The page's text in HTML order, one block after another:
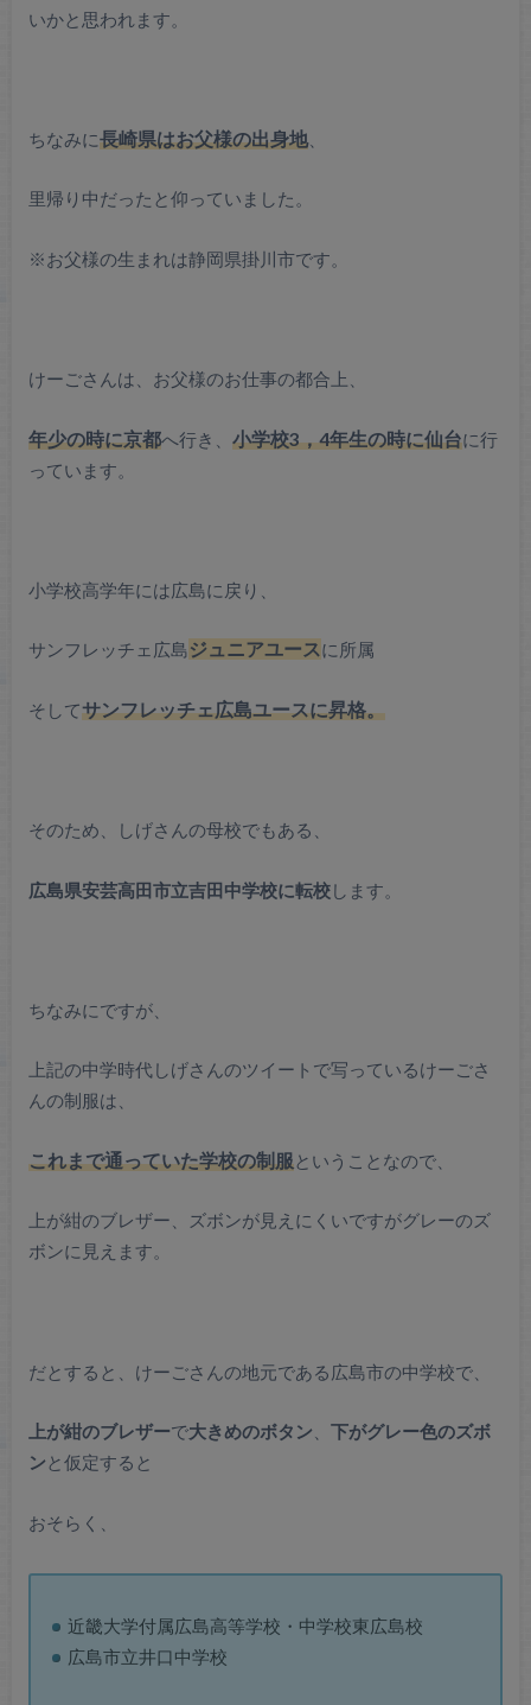
いかと思われます。
ちなみに長崎県はお父様の出身地、
里帰り中だったと仰っていました。
※お父様の生まれは静岡県掛川市です。
けーごさんは、お父様のお仕事の都合上、
年少の時に京都へ行き、 小学校3，4年生の時に仙台に行
っています。
小学校高学年には広島に戻り、
サンフレッチェ広島ジュニアユースに所属
そしてサンフレッチェ広島ユースに昇格。
そのため、しげさんの母校でもある、
広島県安芸高田市立吉田中学校に転校します。
ちなみにですが、
上記の中学時代しげさんのツイートで写っているけーごさ
んの制服は、
これまで通っていた学校の制服ということなので、
上が紺のブレザー、ズボンが見えにくいですがグレーのズ
ボンに見えます。
だとすると、けーごさんの地元である広島市の中学校で、
上が紺のブレザーで大きめのボタン
下がグレー色のズボ
ンと仮定すると
おそらく、
近畿大学付属広島高等学校・中学校東広島校
広島市立井口中学校